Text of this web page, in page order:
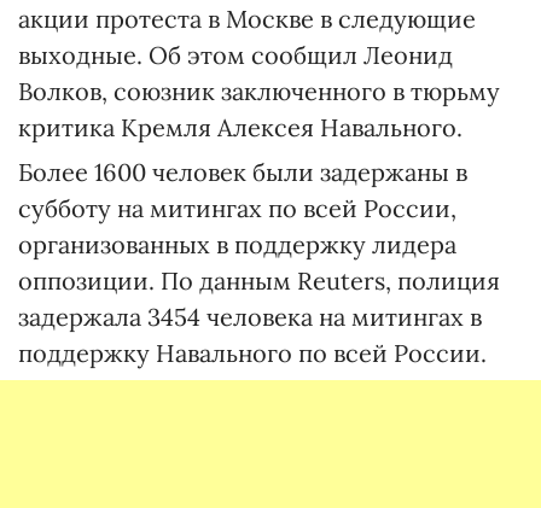
акции протеста в Москве в следующие
выходные. Об этом сообщил Леонид
Волков, союзник заключенного в тюрьму
критика Кремля Алексея Навального.
Более 1600 человек были задержаны в
субботу на митингах по всей России,
организованных в поддержку лидера
оппозиции. По данным Reuters, полиция
задержала 3454 человека на митингах в
поддержку Навального по всей России.